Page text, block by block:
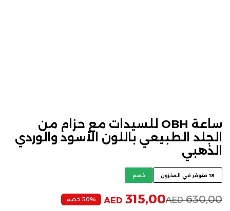
ساعة OBH للسيدات مع حزام من
الجلد الطبيعي باللون الأسود والوردي
الذهبي
18 متوفر في المخزون خصم
AED630,00
AED 315,00 50% خصم